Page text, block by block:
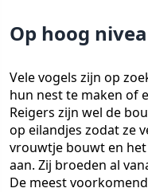
Op hoog
Vele vogels zijn op
hun nest te maken of
Reigers zijn wel de
op eilandjes zodat ze
vrouwtje bouwt en
aan. Zij broeden al
De meest